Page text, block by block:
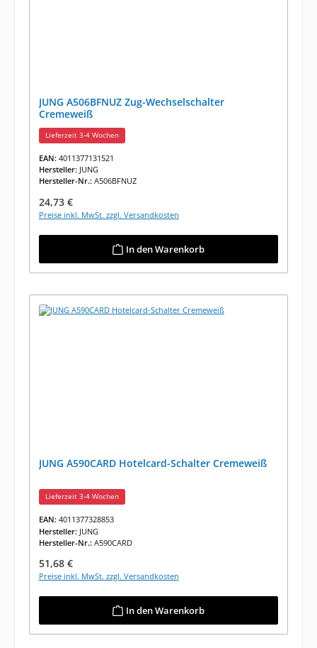
JUNG A506BFNUZ Zug-Wechselschalter
Cremeweiß
Lieferzeit 3-4 Wochen
EAN: 4011377131521
Hersteller: JUNG
Hersteller-Nr.: A506BFNUZ
Regulärer Preis:
24,73 €
Preise inkl. MwSt. zzgl. Versandkosten
In den Warenkorb
JUNG A590CARD Hotelcard-Schalter Cremeweiß
Lieferzeit 3-4 Wochen
EAN: 4011377328853
Hersteller: JUNG
Hersteller-Nr.: A590CARD
Regulärer Preis:
51,68 €
Preise inkl. MwSt. zzgl. Versandkosten
In den Warenkorb